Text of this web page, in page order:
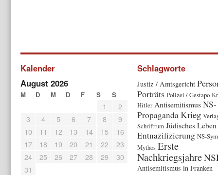
Kalender
August 2026
M D M D F S S
1
2
3
4 5 6 7 8
9
10
11 12 13 14 15
16
17
18 19 20 21 22
23
24
25 26 27 28 29
30
31
Schlagworte
Justiz / Amtsgericht
Porträts Polizei / Gestapo
Hitler AntisemitismusNS-
Propaganda Krieg
Schrifttum Jüdisches Leben
Entnazifizierung NS-
Mythos Erste
Nachkriegsjahre
Antisemitismus in Franken